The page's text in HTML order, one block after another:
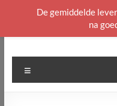
naar
De gemiddelde
na